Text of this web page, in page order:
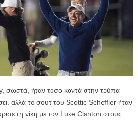
σωστά, ήταν τόσο κοντά στην τρύπα
αλλά το σουτ του Scottie Scheffler ήταν
τη νίκη με τον Luke Clanton στους